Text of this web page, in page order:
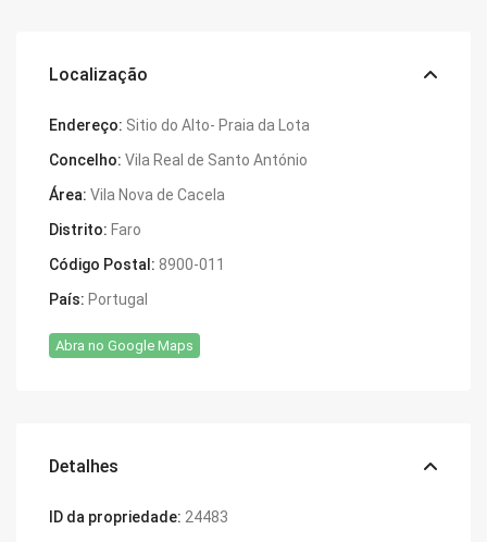
Localização
Endereço: Sitio do Alto- Praia da Lota
Concelho: Vila Real de Santo António
Área: Vila Nova de Cacela
Distrito: Faro
Código Postal: 8900-011
País: Portugal
Abra no Google Maps
Detalhes
ID da propriedade: 24483